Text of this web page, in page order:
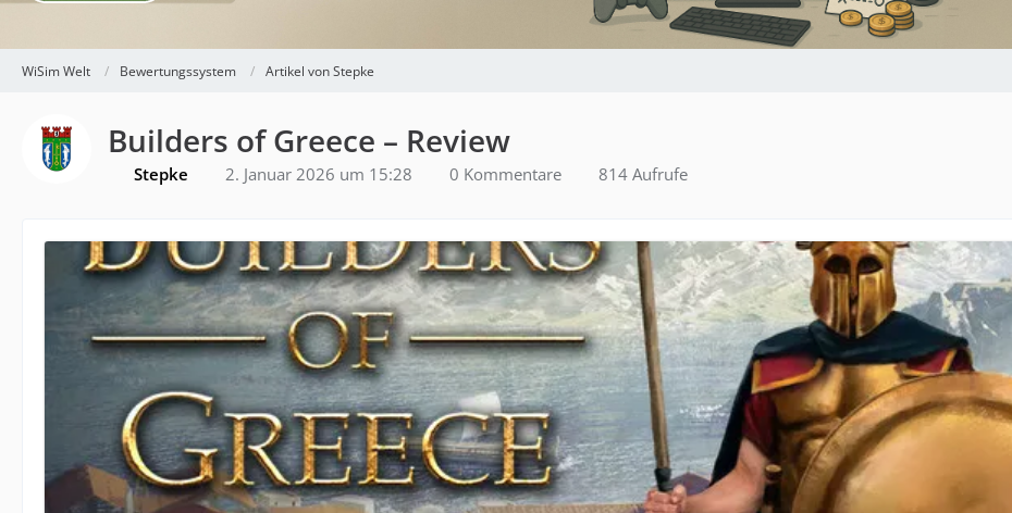
WiSim Welt Bewertungssystem Artikel von Stepke
Builders of Greece – Review
Stepke 2. Januar 2026 um 15:28 0 Kommentare 814 Aufrufe